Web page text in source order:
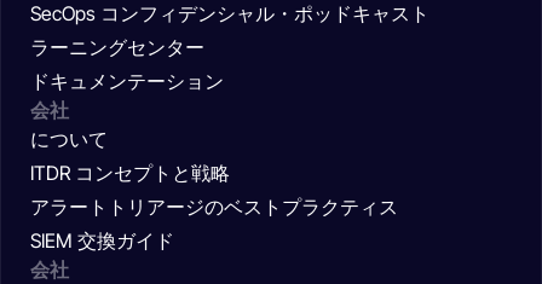
SecOps コンフィデンシャル・ポッドキャスト
ラーニングセンター
ドキュメンテーション
会社
について
ITDR コンセプトと戦略
アラートトリアージのベストプラクティス
SIEM 交換ガイド
会社